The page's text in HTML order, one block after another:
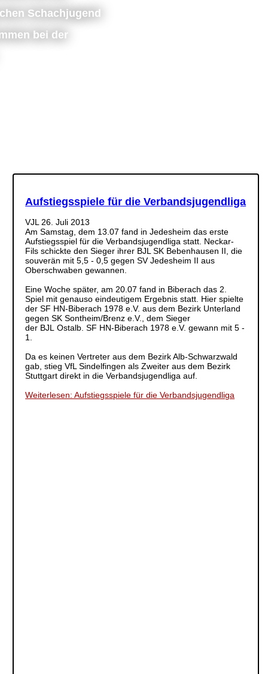
Schachjugend
bei der
Aufstiegsspiele für die Verbandsjugendliga
VJL 26. Juli 2013
Am Samstag, dem 13.07 fand in Jedesheim das erste
Aufstiegsspiel für die Verbandsjugendliga statt. Neckar-
Fils schickte den Sieger ihrer BJL SK Bebenhausen II, die
souverän mit 5,5 - 0,5 gegen SV Jedesheim II aus
Oberschwaben gewannen.
Eine Woche später, am 20.07 fand in Biberach das 2.
Spiel mit genauso eindeutigem Ergebnis statt. Hier spielte
der SF HN-Biberach 1978 e.V. aus dem Bezirk Unterland
gegen SK Sontheim/Brenz e.V., dem Sieger
der BJL Ostalb. SF HN-Biberach 1978 e.V. gewann mit 5 -
1.
Da es keinen Vertreter aus dem Bezirk Alb-Schwarzwald
gab, stieg VfL Sindelfingen als Zweiter aus dem Bezirk
Stuttgart direkt in die Verbandsjugendliga auf.
Weiterlesen: Aufstiegsspiele für die Verbandsjugendliga